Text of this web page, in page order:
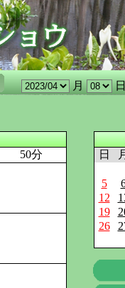
月
50分
日
5
12
19
26